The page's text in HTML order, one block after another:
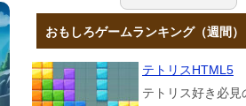
おもしろゲームランキング（週間）
テトリスHTML5
テトリス好き必見